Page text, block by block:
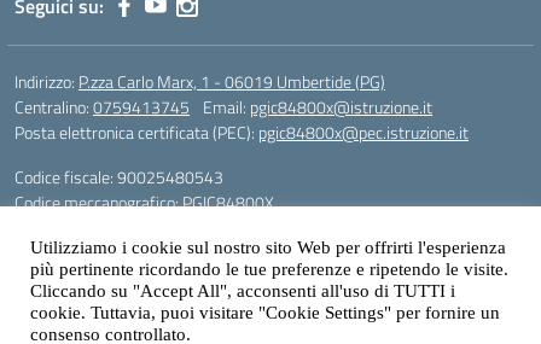
Seguici su:
Indirizzo: P.zza Carlo Marx, 1 - 06019 Umbertide (PG)
Centralino:0759413745 Email: pgic84800x@istruzione.it
Posta elettronica certificata (PEC): pgic84800x@pec.istruzione.it
Codice fiscale: 90025480543
Codice meccanografico:PGIC84800X
Gestione sito web: prof. Paolo Chitarrai
Utilizziamo i cookie sul nostro sito Web per offrirti l'esperienza
più pertinente ricordando le tue preferenze e ripetendo le visite.
Cliccando su "Accept All", acconsenti all'uso di TUTTI i
cookie. Tuttavia, puoi visitare "Cookie Settings" per fornire un
consenso controllato.